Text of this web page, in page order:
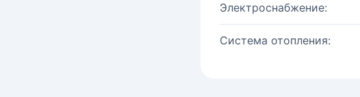
Электроснабжение:
Система отопления: